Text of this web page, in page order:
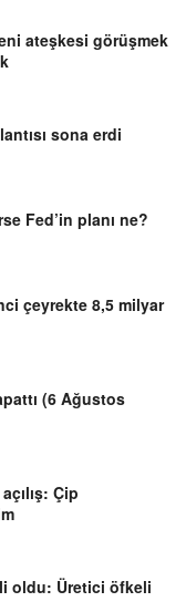
ateşkesi görüşmek
sona erdi
Fed’in planı ne?
çeyrekte 8,5 milyar
(6 Ağustos
Çip
oldu: Üretici öfkeli